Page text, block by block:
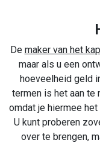
De maker van het
maar als u een
hoeveelheid geld
termen is het aan te
omdat je hiermee
U kunt proberen
over te brengen,